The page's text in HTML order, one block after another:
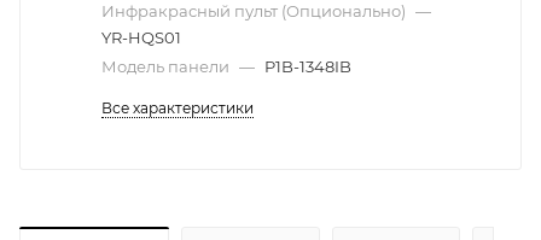
Инфракрасный пульт (Опционально) —
YR-HQS01
Модель панели — P1B-1348IB
Все характеристики